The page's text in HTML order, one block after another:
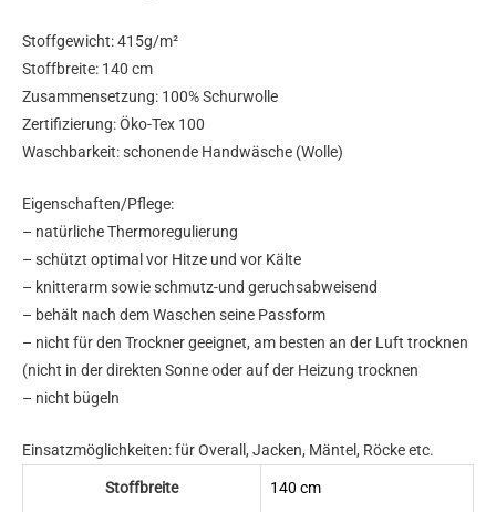
Stoffgewicht: 415g/m²
Stoffbreite: 140 cm
Zusammensetzung: 100% Schurwolle
Zertifizierung: Öko-Tex 100
Waschbarkeit: schonende Handwäsche (Wolle)
Eigenschaften/Pflege:
– natürliche Thermoregulierung
– schützt optimal vor Hitze und vor Kälte
– knitterarm sowie schmutz-und geruchsabweisend
– behält nach dem Waschen seine Passform
– nicht für den Trockner geeignet, am besten an der Luft trocknen
(nicht in der direkten Sonne oder auf der Heizung trocknen
– nicht bügeln
Einsatzmöglichkeiten: für Overall, Jacken, Mäntel, Röcke etc.
Stoffbreite 140 cm